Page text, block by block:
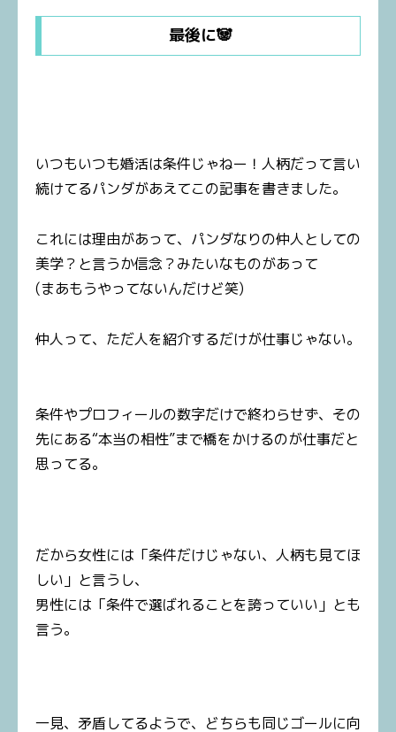
最後に🐼
いつもいつも婚活は条件じゃねー！人柄だって言い
続けてるパンダがあえてこの記事を書きました。
これには理由があって、パンダなりの仲人としての
美学？と言うか信念？みたいなものがあって
(まあもうやってないんだけど笑)
仲人って、ただ人を紹介するだけが仕事じゃない。
条件やプロフィールの数字だけで終わらせず、その
先にある“本当の相性”まで橋をかけるのが仕事だと
思ってる。
だから女性には「条件だけじゃない、人柄も見てほ
しい」と言うし、
男性には「条件で選ばれることを誇っていい」とも
言う。
一見、矛盾してるようで、どちらも同じゴールに向